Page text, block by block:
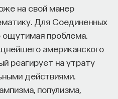
на свой манер
Для Соединенных
проблема.
американского
реагирует на утрату
действиями.
популизма,